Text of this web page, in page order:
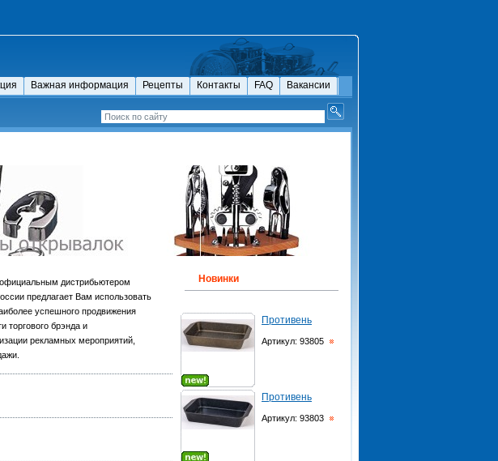
Важная информация Рецепты Контакты FAQ Вакансии
дистрибьютером
предлагает Вам использовать
успешного продвижения
торгового брэнда и
рекламных мероприятий,
Новинки
Противень
Артикул: 93805
Противень
Артикул: 93803